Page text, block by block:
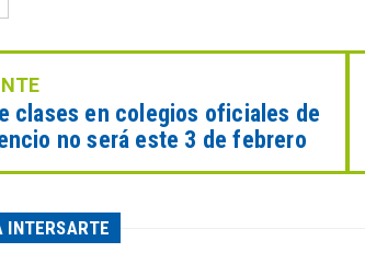
clases en colegios oficiales de
no será este 3 de febrero
INTERSARTE